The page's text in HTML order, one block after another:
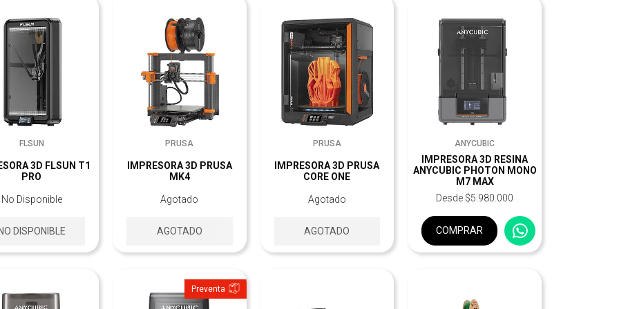
FLSUN
3D FLSUN T1
PRO
No Disponible
DISPONIBLE
PRUSA
IMPRESORA 3D PRUSA
MK4
Agotado
AGOTADO
PRUSA
IMPRESORA 3D PRUSA
CORE ONE
Agotado
AGOTADO
ANYCUBIC
IMPRESORA 3D RESINA
ANYCUBIC PHOTON MONO
M7 MAX
Desde $5.980.000
COMPRAR
Preventa